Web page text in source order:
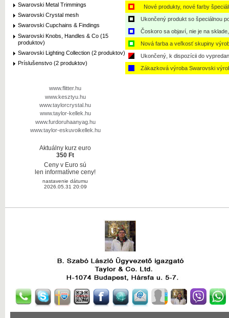
Swarovski Metal Trimmings
Swarovski Crystal mesh
Swarovski Cupchains & Findings
Swarovski Knobs, Handles & Co (15
produktov)
Swarovski Lighting Collection (2 produktov)
Príslušenstvo (2 produktov)
www.flitter.hu
www.kesztyu.hu
www.taylorcrystal.hu
www.taylor-kellek.hu
www.furdoruhaanyag.hu
www.taylor-eskuvoikellek.hu
Aktuálny kurz euro
350 Ft
Ceny v Euro sú
len informatívne ceny!
nastavenie dátumu
2026.05.31 20:09
Nové produkty, nové farby
Ukončený produkt so špeciálnou
Čoskoro sa objaví, nie je na
Nová farba a veľkosť skupiny
Ukončený, k dispozícii do
Zákazková výroba Swarovski